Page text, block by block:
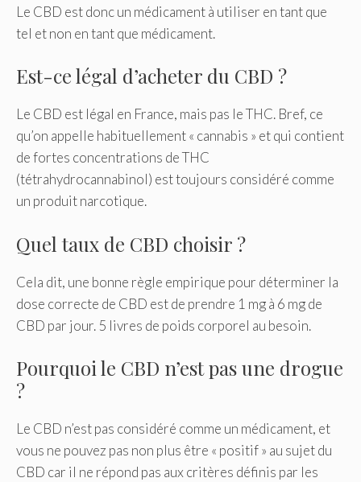
Le CBD est donc un médicament à utiliser en tant que
tel et non en tant que médicament.
Est-ce légal d’acheter du CBD ?
Le CBD est légal en France, mais pas le THC. Bref, ce
qu’on appelle habituellement « cannabis » et qui contient
de fortes concentrations de THC
(tétrahydrocannabinol) est toujours considéré comme
un produit narcotique.
Quel taux de CBD choisir ?
Cela dit, une bonne règle empirique pour déterminer la
dose correcte de CBD est de prendre 1 mg à 6 mg de
CBD par jour. 5 livres de poids corporel au besoin.
Pourquoi le CBD n’est pas une drogue
?
Le CBD n’est pas considéré comme un médicament, et
vous ne pouvez pas non plus être « positif » au sujet du
CBD car il ne répond pas aux critères définis par les